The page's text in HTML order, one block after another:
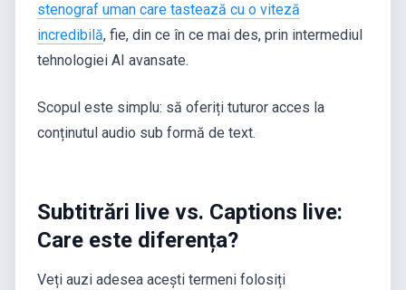
stenograf uman care tastează cu o viteză
incredibilă, fie, din ce în ce mai des, prin intermediul
tehnologiei AI avansate.
Scopul este simplu: să oferiți tuturor acces la
conținutul audio sub formă de text.
Subtitrări live vs. Captions live:
Care este diferența?
Veți auzi adesea acești termeni folosiți